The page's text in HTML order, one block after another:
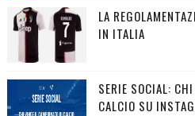
LA
IN ITALIA
SERIE SOCIAL:
CALCIO SU